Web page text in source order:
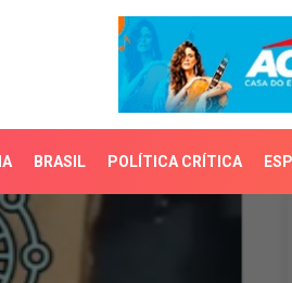
BRASIL POLÍTICA CRÍTICA